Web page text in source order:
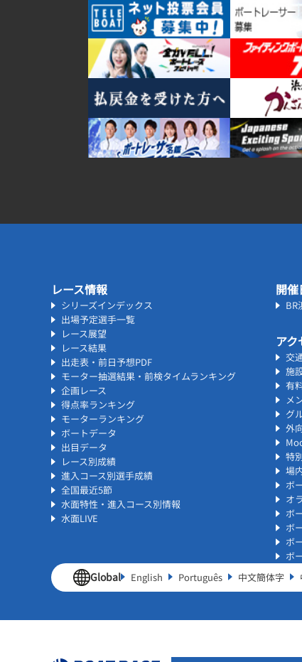
レース情報
シリーズインデックス
出場予定選手一覧
レース展望
レース結果
出走表・前日予想PDF
モーター抽選結果・前検タイムランキング
企画レース
得点率ランキング
モーターランキング
ボートデータ
出目データ
レース別成績
進入コース別選手成績
全国最近5節
水面特性・進入コース別情報
水面LIVE
開
BR
ア
交
施
有
メ
グ
外
特
場
ボ
オ
ボ
ボ
ボ
ボ
Global English Português 中文簡体字